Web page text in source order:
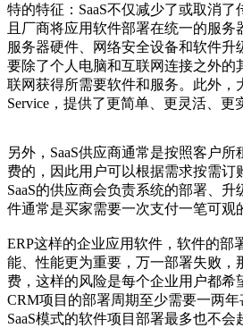
特的特征：SaaS不仅减少了或取消
且厂商将应用软件部署在统一的服务
服务器硬件、网络安全设备和软件升
要除了个人电脑和互联网连接之外的
联网获得所需要软件和服务。此外，
Service，提供了更简单、更灵活、更
另外，SaaS供应商通常是按照客户
费的，因此用户可以根据需求按需订
SaaS的供应商会负责系统的部署、
件通常是买家需要一次支付一笔可观
ERP这样的企业应用软件，软件的部
能、性能更为重要，万一部署失败，
费，这样的风险是每个企业用户都希
CRM项目的部署周期至少需要一两
SaaS模式的软件项目部署最多也不